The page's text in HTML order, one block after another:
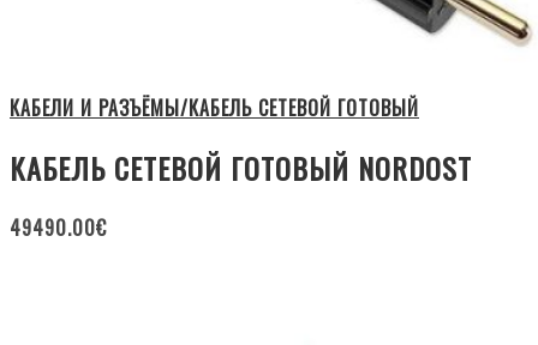
КАБЕЛИ И РАЗЪЁМЫ/КАБЕЛЬ СЕТЕВОЙ ГОТОВЫЙ
КАБЕЛЬ СЕТЕВОЙ ГОТОВЫЙ NORDOST
49490.00€